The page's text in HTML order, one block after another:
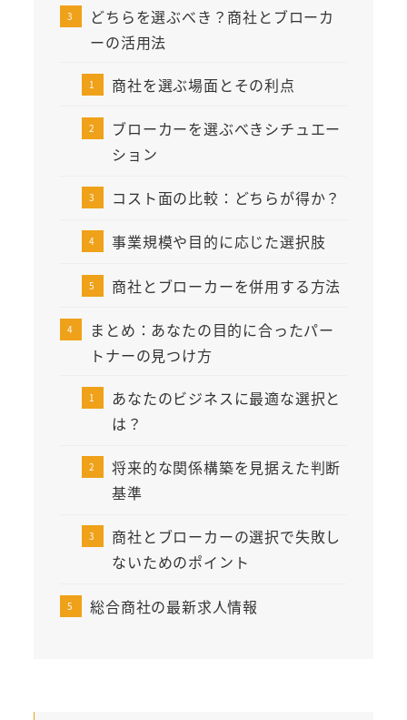
どちらを選ぶべき？商社とブローカ
ーの活用法
商社を選ぶ場面とその利点
ブローカーを選ぶべきシチュエー
ション
コスト面の比較：どちらが得か？
事業規模や目的に応じた選択肢
商社とブローカーを併用する方法
まとめ：あなたの目的に合ったパー
トナーの見つけ方
あなたのビジネスに最適な選択と
は？
将来的な関係構築を見据えた判断
基準
商社とブローカーの選択で失敗し
ないためのポイント
総合商社の最新求人情報